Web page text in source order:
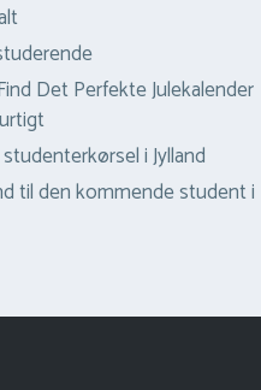
Det Perfekte Julekalender
i Jylland
til den kommende student i